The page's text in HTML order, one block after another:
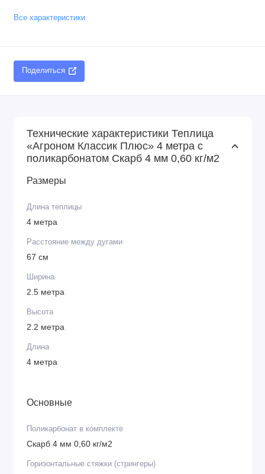
Все характеристики
Поделиться
Технические характеристики Теплица
«Агроном Классик Плюс» 4 метра с
поликарбонатом Скарб 4 мм 0,60 кг/м2
Размеры
Длина теплицы
4 метра
Расстояние между дугами
67 см
Ширина
2.5 метра
Высота
2.2 метра
Длина
4 метра
Основные
Поликарбонат в комплекте
Скарб 4 мм 0,60 кг/м2
Горизонтальные стяжки (стрингеры)